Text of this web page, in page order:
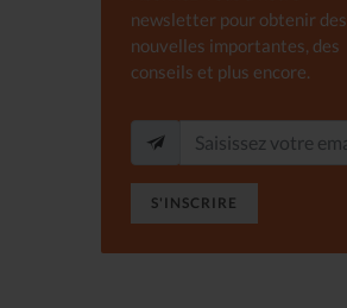
newsletter pour obtenir des
nouvelles importantes, des
conseils et plus encore.
S'INSCRIRE